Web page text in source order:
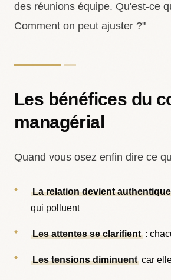
des réunions équipe. Qu'est-ce
Comment on peut ajuster ?"
Les bénéfices du
managérial
Quand vous osez enfin dire ce
La relation devient authentique
qui polluent
Les attentes se clarifient :
Les tensions diminuent car